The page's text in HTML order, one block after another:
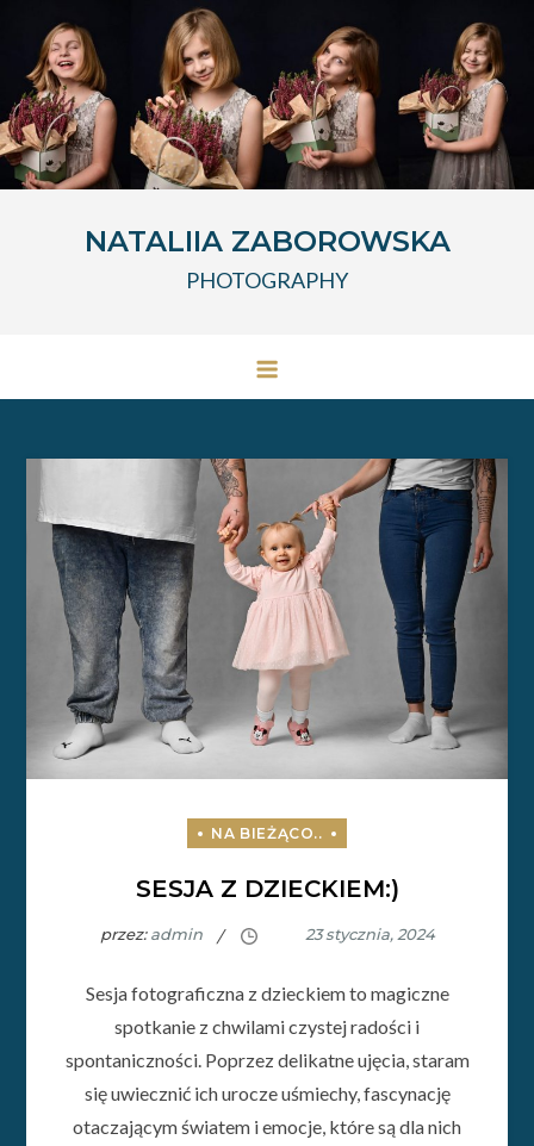
treści
NATALIIA ZABOROWSKA
PHOTOGRAPHY
SESJA Z DZIECKIEM:)
przez:admin
Sesja fotograficzna z dzieckiem to magiczne
spotkanie z chwilami czystej radości i
spontaniczności. Poprzez delikatne ujęcia, staram
się uwiecznić ich urocze uśmiechy, fascynację
otaczającym światem i emocje, które są dla nich